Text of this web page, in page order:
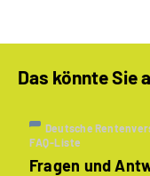
Das könnte Sie
Deutsche
FAQ-Liste
Fragen und